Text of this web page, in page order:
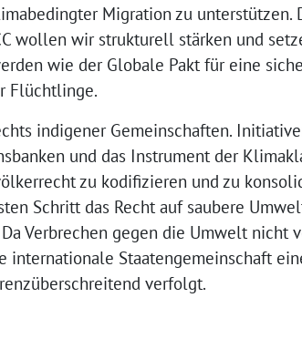
Migration zu unterstützen.
wollen wir strukturell stärken und
wie der Globale Pakt für eine
Flüchtlinge.
indigener Gemeinschaften.
und das Instrument der
zu kodifizieren und zu
Schritt das Recht auf saubere
Verbrechen gegen die Umwelt nicht
internationale Staatengemeinschaft
verfolgt.